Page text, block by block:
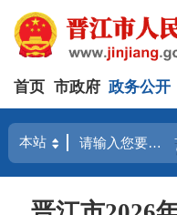
首页 市政府 政务公开